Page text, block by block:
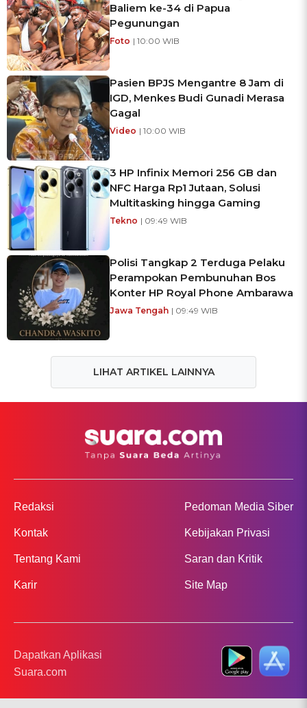
Baliem ke-34 di Papua
Pegunungan
Foto | 10:00 WIB
Pasien BPJS Mengantre 8 Jam di
IGD, Menkes Budi Gunadi Merasa
Gagal
Video | 10:00 WIB
3 HP Infinix Memori 256 GB dan
NFC Harga Rp1 Jutaan, Solusi
Multitasking hingga Gaming
Tekno | 09:49 WIB
Polisi Tangkap 2 Terduga Pelaku
Perampokan Pembunuhan Bos
Konter HP Royal Phone Ambarawa
Jawa Tengah | 09:49 WIB
LIHAT ARTIKEL LAINNYA
Redaksi
Kontak
Tentang Kami
Karir
Pedoman Media Siber
Kebijakan Privasi
Saran dan Kritik
Site Map
Dapatkan Aplikasi
Suara.com